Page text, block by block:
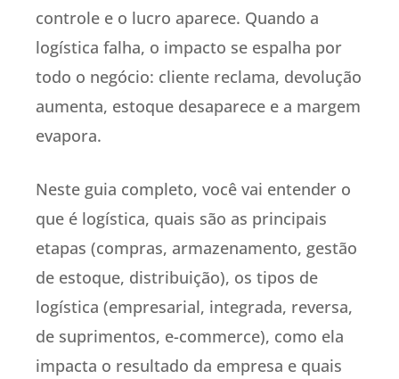
controle e o lucro aparece. Quando a
logística falha, o impacto se espalha por
todo o negócio: cliente reclama, devolução
aumenta, estoque desaparece e a margem
evapora.
Neste guia completo, você vai entender o
que é logística, quais são as principais
etapas (compras, armazenamento, gestão
de estoque, distribuição), os tipos de
logística (empresarial, integrada, reversa,
de suprimentos, e-commerce), como ela
impacta o resultado da empresa e quais